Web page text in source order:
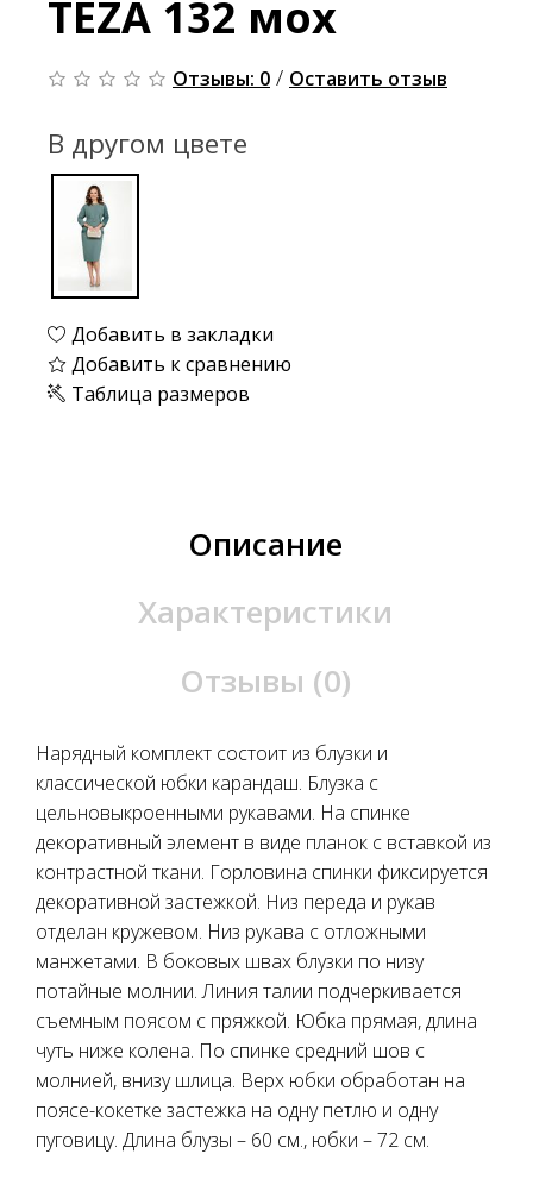
TEZA 132 мох
Отзывы: 0 / Оставить отзыв
В другом цвете
Добавить в закладки
Добавить к сравнению
Таблица размеров
Описание
Характеристики
Отзывы (0)
Нарядный комплект состоит из блузки и
классической юбки карандаш. Блузка с
цельновыкроенными рукавами. На спинке
декоративный элемент в виде планок с вставкой из
контрастной ткани. Горловина спинки фиксируется
декоративной застежкой. Низ переда и рукав
отделан кружевом. Низ рукава с отложными
манжетами. В боковых швах блузки по низу
потайные молнии. Линия талии подчеркивается
съемным поясом с пряжкой. Юбка прямая, длина
чуть ниже колена. По спинке средний шов с
молнией, внизу шлица. Верх юбки обработан на
поясе-кокетке застежка на одну петлю и одну
пуговицу. Длина блузы – 60 см., юбки – 72 см.